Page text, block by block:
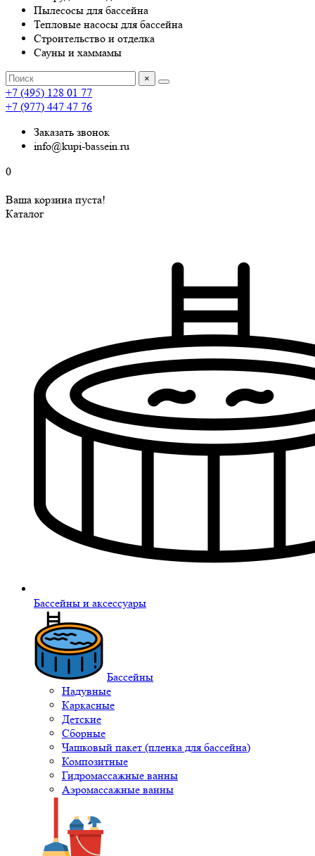
Пылесосы для бассейна
Тепловые насосы для бассейна
Строительство и отделка
Сауны и хаммамы
×
+7 (495) 128 01 77
+7 (977) 447 47 76
Заказать звонок
info@kupi-bassein.ru
0
Ваша корзина пуста!
Каталог
Бассейны и аксессуары
Бассейны
Надувные
Каркасные
Детские
Сборные
Чашковый пакет (пленка для бассейна)
Композитные
Гидромассажные ванны
Аэромассажные ванны